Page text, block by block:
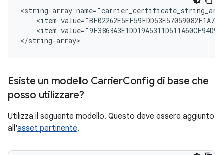
<string-array
<item
<item
</string-array>
Esiste un modello CarrierConfig di base che
posso utilizzare?
Utilizza il seguente modello. Questo deve essere aggiunto
all'asset pertinente.